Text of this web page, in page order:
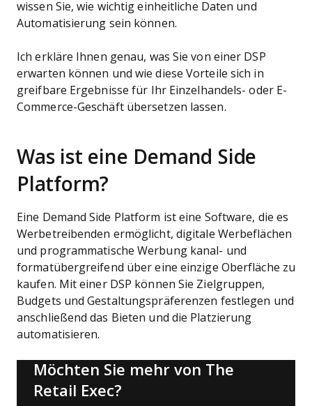
wissen Sie, wie wichtig einheitliche Daten und
Automatisierung sein können.
Ich erkläre Ihnen genau, was Sie von einer DSP
erwarten können und wie diese Vorteile sich in
greifbare Ergebnisse für Ihr Einzelhandels- oder E-
Commerce-Geschäft übersetzen lassen.
Was ist eine Demand Side
Platform?
Eine Demand Side Platform ist eine Software, die es
Werbetreibenden ermöglicht, digitale Werbeflächen
und programmatische Werbung kanal- und
formatübergreifend über eine einzige Oberfläche zu
kaufen. Mit einer DSP können Sie Zielgruppen,
Budgets und Gestaltungspräferenzen festlegen und
anschließend das Bieten und die Platzierung
automatisieren.
Möchten Sie mehr von The
Retail Exec?